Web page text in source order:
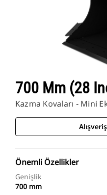
700 Mm (28
Kazma Kovaları - Mini
Önemli Özellikler
Genişlik
700 mm